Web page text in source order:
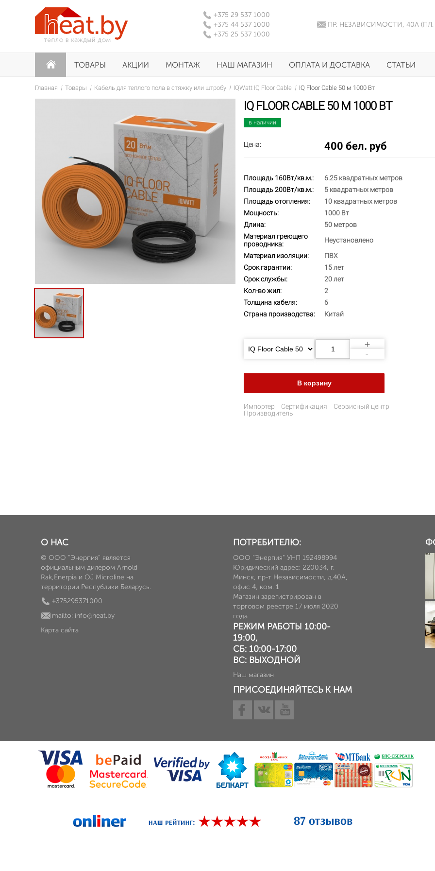
+375 29 537 1000
+375 44 537 1000
+375 25 537 1000
ПР. НЕЗАВИСИМОСТИ, 40А
ТОВАРЫ АКЦИИ МОНТАЖ НАШ МАГАЗИН ОПЛАТА И ДОСТАВКА СТАТЬИ
Главная Товары Кабель для теплого пола в стяжку или штробу IQWatt IQ Floor Cable IQ Floor Cable 50 м 1000 Вт
IQ FLOOR CABLE 50 М 1000 ВТ
в наличии
Цена: 400 бел. руб
Площадь 160Вт/кв.м.:
6.25 квадратных метров
Площадь 200Вт/кв.м.:
5 квадратных метров
Площадь отопления:
10 квадратных метров
Мощность:
1000 Вт
Длина:
50 метров
Материал греющего
проводника:
Неустановлено
Материал изоляции:
ПВХ
Срок гарантии:
15 лет
Срок службы:
20 лет
Кол-во жил:
2
Толщина кабеля:
6
Страна производства:
Китай
+
-
Импортер Сертификация
Сервисный центр
Производитель
О НАС
© ООО "Энерпия" является
официальным дилером Arnold
Rak,Enerpia и OJ Microline на
территории Республики Беларусь.
+375295371000
mailto: info@heat.by
Карта сайта
ПОТРЕБИТЕЛЮ:
ООО "Энерпия" УНП 192498994
Юридический адрес: 220034, г.
Минск, пр-т Независимости, д.40А,
офис 4, ком. 1
Магазин зарегистрирован в
торговом реестре 17 июля 2020
года
РЕЖИМ РАБОТЫ 10:00-
19:00,
СБ: 10:00-17:00
ВС: ВЫХОДНОЙ
Наш магазин
ПРИСОЕДИНЯЙТЕСЬ К НАМ